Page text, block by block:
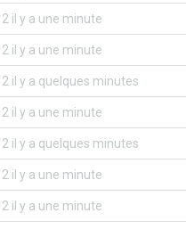
2 il y a une minute
2 il y a une minute
2 il y a quelques minutes
2 il y a une minute
2 il y a quelques minutes
2 il y a une minute
2 il y a une minute